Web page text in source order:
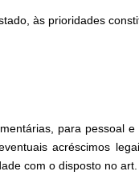
às prioridades
para pessoal
acréscimos
com o disposto no art.